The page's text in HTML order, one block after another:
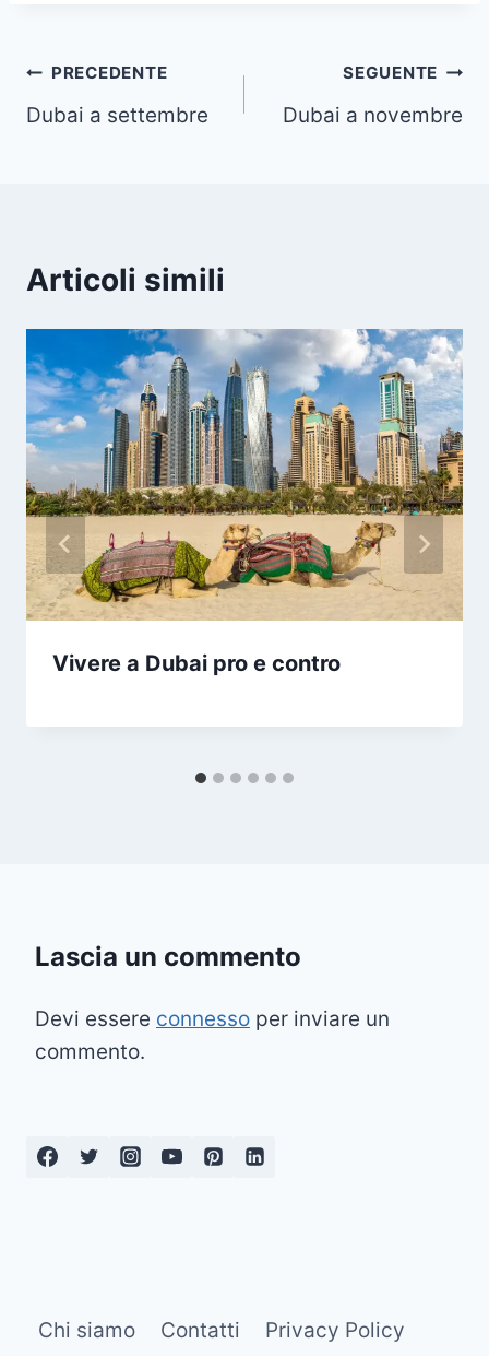
Navigazione
articoli
PRECEDENTE
Dubai a settembre
SEGUENTE
Dubai a novembre
Articoli simili
Vivere a Dubai pro e contro
Lascia un commento
Devi essere connesso per inviare un
commento.
Chi siamo Contatti Privacy Policy